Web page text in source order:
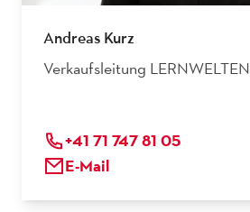
Andreas Kurz
Verkaufsleitung LERNWELTEN
+41 71 747 81 05
E-Mail